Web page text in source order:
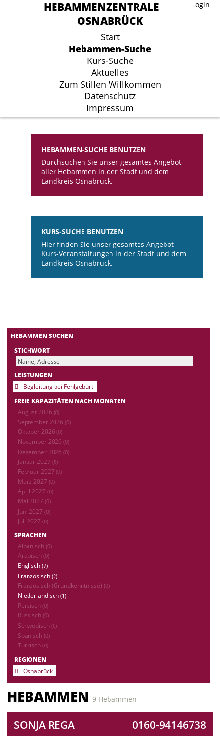
Login
HEBAMMENZENTRALE
OSNABRÜCK
Start
Hebammen-Suche
Kurs-Suche
Aktuelles
Zum Stillen Willkommen
Datenschutz
Impressum
Login
HEBAMMENZENTRALE
OSNABRÜCK
Start
Hebammen-Suche
Kurs-Suche
Aktuelles
Zum Stillen Willkommen
Datenschutz
Impressum
HEBAMMEN-SUCHE BENUTZEN
Durchsuchen Sie unser gesamtes Angebot
aller Hebammen in der Stadt und dem
Landkreis Osnabrück.
KURS-SUCHE BENUTZEN
Hier finden Sie unser gesamtes Angebot
Kurs-Veranstaltungen in der Stadt und dem
Landkreis Osnabrück.
HEBAMMEN SUCHEN
STICHWORT
LEISTUNGEN
Begleitung bei Fehlgeburt
FREIE KAPAZITÄTEN NACH MONATEN
August 2026 (0)
September 2026 (0)
Oktober 2026 (0)
November 2026 (0)
Dezember 2026 (0)
Januar 2027 (0)
Februar 2027 (0)
März 2027 (0)
April 2027 (0)
Mai 2027 (0)
Juni 2027 (0)
Juli 2027 (0)
SPRACHEN
Albanisch (0)
Arabisch (0)
Englisch (7)
Französisch (2)
Französisch (Grundkenntnisse) (0)
Niederländisch (1)
Persisch (0)
Russisch (0)
Schwedisch (0)
Spanisch (0)
Türkisch (0)
REGIONEN
Osnabrück
HEBAMMEN 9 Hebammen
SONJA REGA 0160-94146738